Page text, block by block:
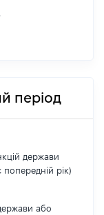
період
держави
рік)
або